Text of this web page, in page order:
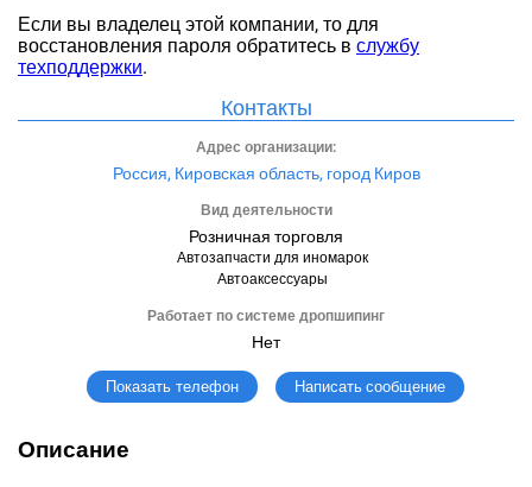
Если вы владелец этой компании, то для
восстановления пароля обратитесь в службу
техподдержки.
Контакты
Адрес организации:
Россия, Кировская область, город Киров
Вид деятельности
Розничная торговля
Автозапчасти для иномарок
Автоаксессуары
Работает по системе дропшипинг
Нет
Показать телефон Написать сообщение
Описание